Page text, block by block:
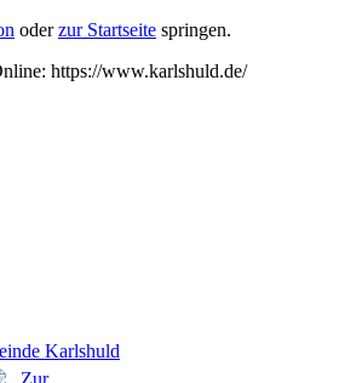
oderzur Startseite springen.
https://www.karlshuld.de/